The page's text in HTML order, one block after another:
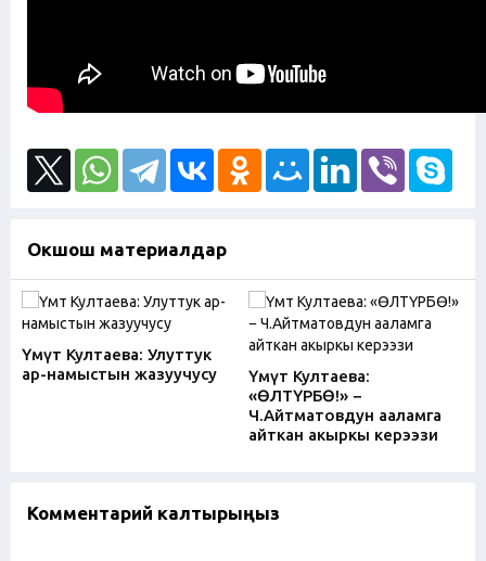
Окшош материалдар
Үмүт Култаева: Улуттук
ар-намыстын жазуучусу
Үмүт Култаева:
«ӨЛТҮРБӨ!» −
Ч.Айтматовдун ааламга
айткан акыркы керээзи
Комментарий калтырыңыз